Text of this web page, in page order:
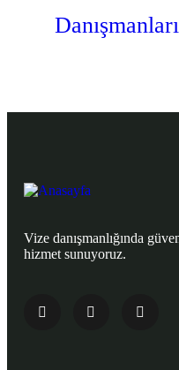
Vize danışmanlığında
hizmet sunuyoruz.